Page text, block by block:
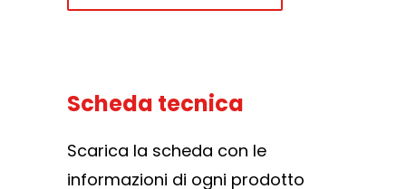
Scheda tecnica
Scarica la scheda con le
informazioni di ogni prodotto